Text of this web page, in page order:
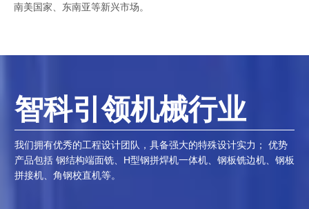
南美国家、东南亚等新兴市场。
智科引领机械行业
我们拥有优秀的工程设计团队，具备强大的特殊设计实力； 优势
产品包括 钢结构端面铣、H型钢拼焊机一体机、钢板铣边机、钢板
拼接机、角钢校直机等。